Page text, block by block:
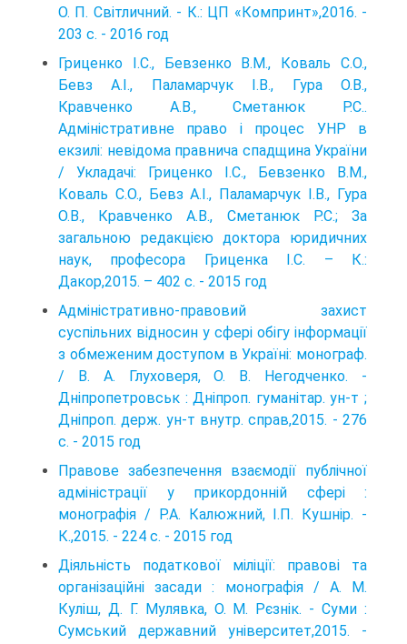
О. П. Світличний. - К.: ЦП «Компринт»,2016. -
203 с. - 2016 год
Гриценко І.С., Бевзенко В.М., Коваль С.О.,
Бевз А.І., Паламарчук І.В., Гура О.В.,
Кравченко А.В., Сметанюк Р.С..
Адміністративне право і процес УНР в
екзилі: невідома правнича спадщина України
/ Укладачі: Гриценко І.С., Бевзенко В.М.,
Коваль С.О., Бевз А.І., Паламарчук І.В., Гура
О.В., Кравченко А.В., Сметанюк Р.С.; За
загальною редакцією доктора юридичних
наук, професора Гриценка І.С. – К.:
Дакор,2015. – 402 с. - 2015 год
Адміністративно-правовий захист
суспільних відносин у сфері обігу інформації
з обмеженим доступом в Україні: монограф.
/ В. А. Глуховеря, О. В. Негодченко. -
Дніпропетровськ : Дніпроп. гуманітар. ун-т ;
Дніпроп. держ. ун-т внутр. справ,2015. - 276
с. - 2015 год
Правове забезпечення взаємодії публічної
адміністрації у прикор­донній сфері :
монографія / Р.А. Калюжний, І.П. Кушнір. -
К.,2015. - 224 с. - 2015 год
Діяльність податкової міліції: правові та
організаційні засади : монографія / А. М.
Куліш, Д. Г. Мулявка, О. М. Рєзнік. - Суми :
Сумський державний університет,2015. -